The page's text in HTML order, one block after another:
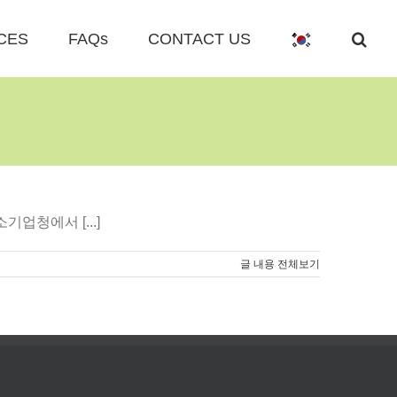
FAQs CONTACT US
기업청에서 [...]
글 내용 전체보기